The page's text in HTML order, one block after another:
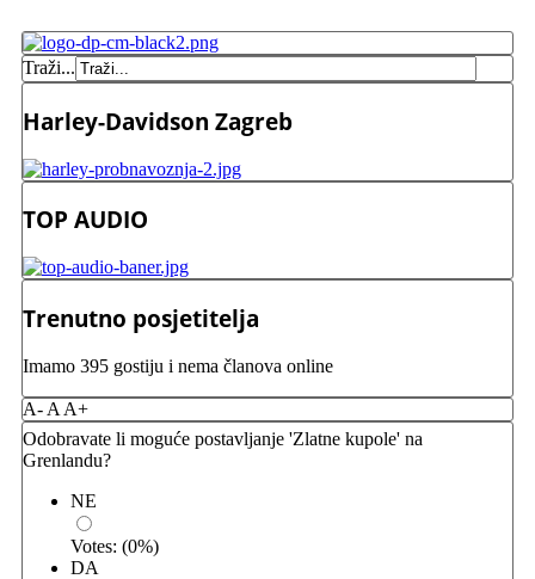
Traži...
Harley-Davidson Zagreb
TOP AUDIO
Trenutno posjetitelja
Imamo 395 gostiju i nema članova online
A- A A+
Odobravate li moguće postavljanje 'Zlatne kupole' na
Grenlandu?
NE
Votes: (0%)
DA